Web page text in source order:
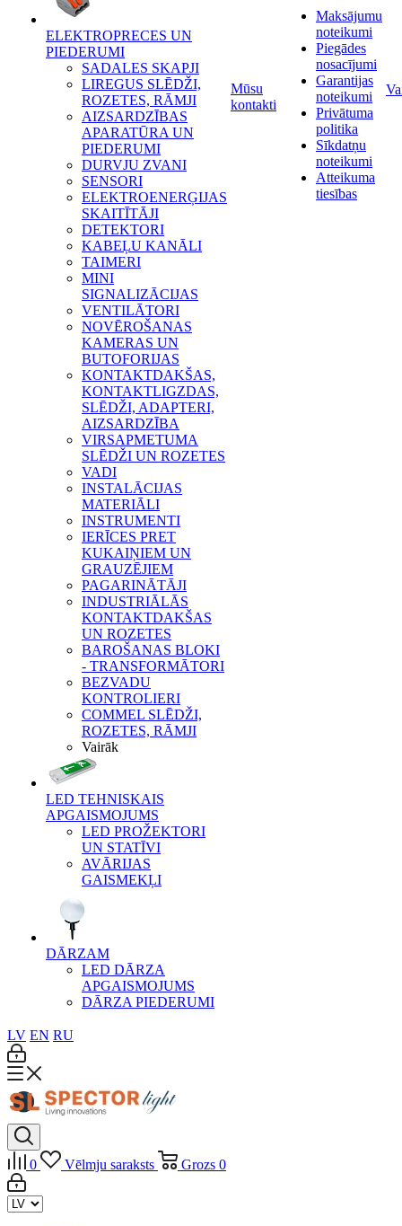
ELEKTROPRECES UN
PIEDERUMI
SADALES SKAPJI
LIREGUS SLĒDŽI,
ROZETES, RĀMJI
AIZSARDZĪBAS
APARATŪRA UN
PIEDERUMI
DURVJU ZVANI
SENSORI
ELEKTROENERĢIJAS
SKAITĪTĀJI
DETEKTORI
KABEĻU KANĀLI
TAIMERI
MINI
SIGNALIZĀCIJAS
VENTILĀTORI
NOVĒROŠANAS
KAMERAS UN
BUTOFORIJAS
KONTAKTDAKŠAS,
KONTAKTLIGZDAS,
SLĒDŽI, ADAPTERI,
AIZSARDZĪBA
VIRSAPMETUMA
SLĒDŽI UN ROZETES
VADI
INSTALĀCIJAS
MATERIĀLI
INSTRUMENTI
IERĪCES PRET
KUKAIŅIEM UN
GRAUZĒJIEM
PAGARINĀTĀJI
INDUSTRIĀLĀS
KONTAKTDAKŠAS
UN ROZETES
BAROŠANAS BLOKI
- TRANSFORMĀTORI
BEZVADU
KONTROLIERI
COMMEL SLĒDŽI,
ROZETES, RĀMJI
Vairāk
LED TEHNISKAIS
APGAISMOJUMS
LED PROŽEKTORI
UN STATĪVI
AVĀRIJAS
GAISMEKĻI
DĀRZAM
LED DĀRZA
APGAISMOJUMS
DĀRZA PIEDERUMI
Mūsu
kontakti
Maksājumu
noteikumi
Piegādes
nosacījumi
Garantijas
noteikumi
Privātuma
politika
Sīkdatņu
noteikumi
Atteikuma
tiesības
LV EN RU
0 Vēlmju saraksts Grozs 0